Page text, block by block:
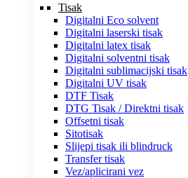
Tisak
Digitalni Eco solvent
Digitalni laserski tisak
Digitalni latex tisak
Digitalni solventni tisak
Digitalni sublimacijski tisak
Digitalni UV tisak
DTF Tisak
DTG Tisak / Direktni tisak
Offsetni tisak
Sitotisak
Slijepi tisak ili blindruck
Transfer tisak
Vez/aplicirani vez